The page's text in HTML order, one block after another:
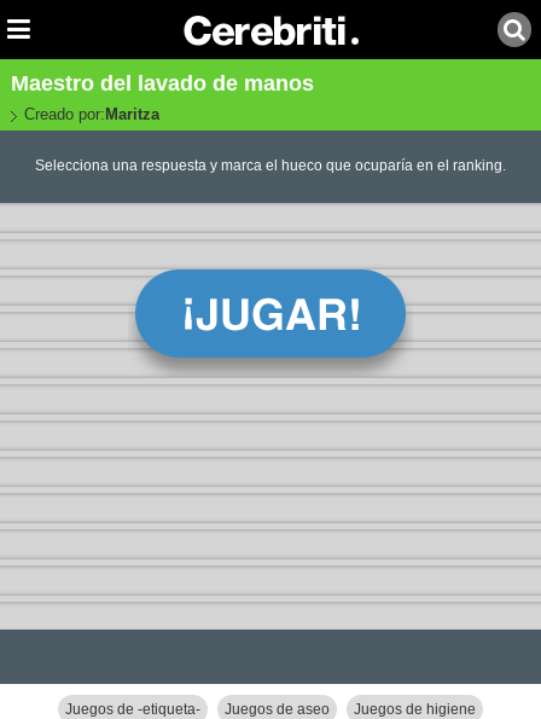
Maestro del lavado de manos
Creado por: Maritza
Selecciona una respuesta y marca el hueco que ocuparía en el ranking.
Juegos de -etiqueta- Juegos de aseo Juegos de higiene